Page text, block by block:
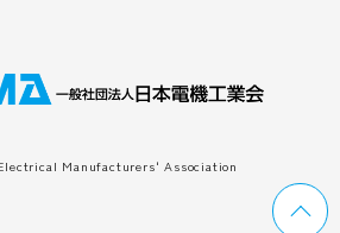
ペ
Manufacturers' Association